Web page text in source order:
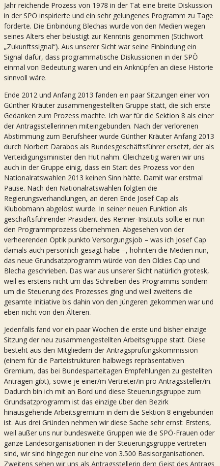
Jahr reichende Prozess von 1978 in der Tat eine breite Diskussion
in der SPÖ inspirierte und ein sehr gelungenes Programm zu Tage
förderte. Die Einbindung Blechas wurde von den Medien wegen
seines Alters eher belustigt zur Kenntnis genommen (Stichwort
„Zukunftssignal“). Aus unserer Sicht war seine Einbindung ein
Signal dafür, dass programmatische Diskussionen in der SPÖ
einmal von Bedeutung waren und ein Anknüpfen an diese Historie
sinnvoll wäre.
Ende 2012 und Anfang 2013 fanden ein paar Sitzungen einer von
Günther Kräuter zusammengestellten Gruppe statt, die sich erste
Gedanken zum Prozess machte. Ich war für die Sektion 8 als einer
der Antragsstellerinnen miteingebunden. Nach der verlorenen
Abstimmung zum Berufsheer wurde Günther Kräuter Anfang 2013
durch Norbert Darabos als Bundesgeschäftsführer ersetzt, der als
Verteidigungsminister den Hut nahm. Gleichzeitig waren wir uns
auch in der Gruppe einig, dass ein Start des Prozess vor den
Nationalratswahlen 2013 keinen Sinn hätte. Damit war erstmal
Pause. Nach den Nationalratswahlen folgten die
Regierungsverhandlungen, an deren Ende Josef Cap als
Klubobmann abgelöst wurde. In seiner neuen Funktion als
geschäftsführender Präsident des Renner-Instituts sollte er nun
den Programmprozess übernehmen. Abgesehen von der
verheerenden Optik punkto Versorgungsjob – was ich Josef Cap
damals auch persönlich gesagt habe –, höhnten die Medien nun,
das neue Grundsatzprogramm würde von den Oldies Cap und
Blecha geschrieben. Das war aus unserer Sicht natürlich grotesk,
weil es erstens nicht um das Schreiben des Programms sondern
um die Steuerung des Prozesses ging und weil zweitens die
gesamte Initiative bis dahin von den Jüngeren gekommen war und
eben nicht von den Älteren.
Jedenfalls fand vor ein paar Wochen die erste und bisher einzige
Sitzung der neu zusammengestellten Arbeitsgruppe statt. Diese
besteht aus den Mitgliedern der Antragsprüfungskommission
(einem für die Parteistrukturen halbwegs repräsentativen
Gremium, das bei Bundesparteitagen Empfehlungen zu gestellten
Anträgen gibt), sowie je einer/m Vertreter/in pro Antragssteller/in.
Dadurch bin ich mit an Bord und diese Steuerungsgruppe zum
Grundsatzprogramm ist das einzige über den Bezirk
hinausgehende Arbeitsgremium in dem die Sektion 8 eingebunden
ist. Aus drei Gründen nehmen wir diese Sache sehr ernst: Erstens,
weil außer uns nur bundesweite Gruppen wie die SPÖ-Frauen oder
ganze Landesorganisationen in der Steuerungsgruppe vertreten
sind, wir sind hingegen nur eine von 3.500 Basisorganisationen.
Zweitens sehen wir uns als Antragsstellerin dem Geist des Antrags